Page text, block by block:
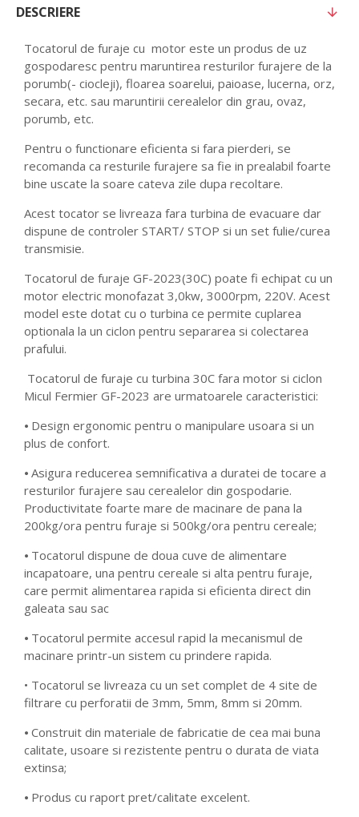
DESCRIERE
Tocatorul de furaje cu motor este un produs de uz
gospodaresc pentru maruntirea resturilor furajere de la
porumb(- ciocleji), floarea soarelui, paioase, lucerna, orz,
secara, etc. sau maruntirii cerealelor din grau, ovaz,
porumb, etc.
Pentru o functionare eficienta si fara pierderi, se
recomanda ca resturile furajere sa fie in prealabil foarte
bine uscate la soare cateva zile dupa recoltare.
Acest tocator se livreaza fara turbina de evacuare dar
dispune de controler START/ STOP si un set fulie/curea
transmisie.
Tocatorul de furaje GF-2023(30C) poate fi echipat cu un
motor electric monofazat 3,0kw, 3000rpm, 220V. Acest
model este dotat cu o turbina ce permite cuplarea
optionala la un ciclon pentru separarea si colectarea
prafului.
Tocatorul de furaje cu turbina 30C fara motor si ciclon
Micul Fermier GF-2023 are urmatoarele caracteristici:
⦁ Design ergonomic pentru o manipulare usoara si un
plus de confort.
⦁ Asigura reducerea semnificativa a duratei de tocare a
resturilor furajere sau cerealelor din gospodarie.
Productivitate foarte mare de macinare de pana la
200kg/ora pentru furaje si 500kg/ora pentru cereale;
⦁ Tocatorul dispune de doua cuve de alimentare
incapatoare, una pentru cereale si alta pentru furaje,
care permit alimentarea rapida si eficienta direct din
galeata sau sac
⦁ Tocatorul permite accesul rapid la mecanismul de
macinare printr-un sistem cu prindere rapida.
• Tocatorul se livreaza cu un set complet de 4 site de
filtrare cu perforatii de 3mm, 5mm, 8mm si 20mm.
⦁ Construit din materiale de fabricatie de cea mai buna
calitate, usoare si rezistente pentru o durata de viata
extinsa;
⦁ Produs cu raport pret/calitate excelent.